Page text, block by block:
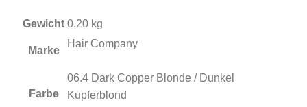
Menge
Gewicht 0,20 kg
Marke
Hair Company
Farbe
06.4 Dark Copper Blonde / Dunkel
Kupferblond